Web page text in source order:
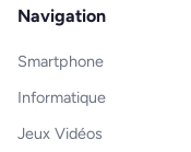
Navigation
Smartphone
Informatique
Jeux Vidéos